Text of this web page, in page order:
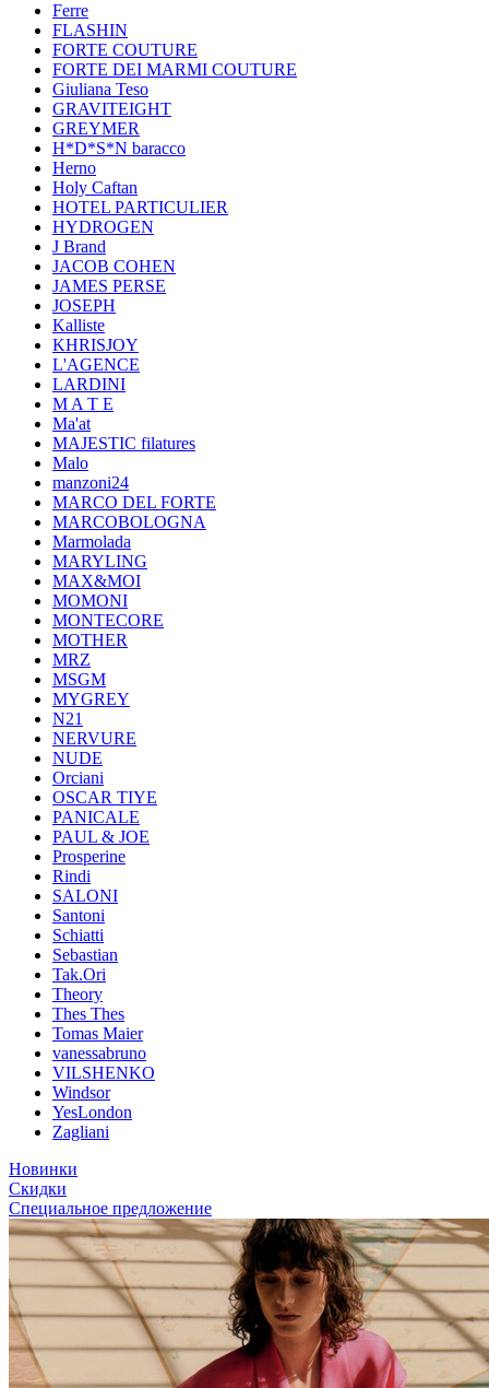
Ferre
FLASHIN
FORTE COUTURE
FORTE DEI MARMI COUTURE
Giuliana Teso
GRAVITEIGHT
GREYMER
H*D*S*N baracco
Herno
Holy Caftan
HOTEL PARTICULIER
HYDROGEN
J Brand
JACOB COHEN
JAMES PERSE
JOSEPH
Kalliste
KHRISJOY
L'AGENCE
LARDINI
M A T E
Ma'at
MAJESTIC filatures
Malo
manzoni24
MARCO DEL FORTE
MARCOBOLOGNA
Marmolada
MARYLING
MAX&MOI
MOMONI
MONTECORE
MOTHER
MRZ
MSGM
MYGREY
N21
NERVURE
NUDE
Orciani
OSCAR TIYE
PANICALE
PAUL & JOE
Prosperine
Rindi
SALONI
Santoni
Schiatti
Sebastian
Tak.Ori
Theory
Thes Thes
Tomas Maier
vanessabruno
VILSHENKO
Windsor
YesLondon
Zagliani
Новинки
Скидки
Специальное предложение